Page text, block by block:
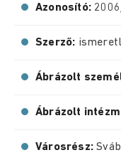
Azonosító:
Szerző:
Ábrázolt
Ábrázolt
Városrész: